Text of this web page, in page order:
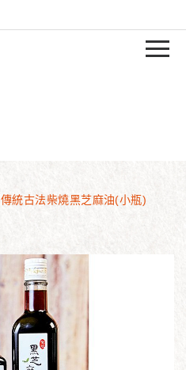
傳統古法柴燒黑芝麻油(小瓶)